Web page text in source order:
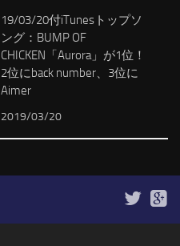
19/03/20付iTunesトップソ
ング：BUMP OF
CHICKEN「Aurora」が1位！
2位にback number、3位に
Aimer
2019/03/20